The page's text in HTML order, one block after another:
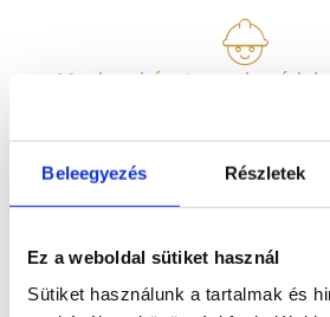
Beleegyezés Részletek
Ez a weboldal sütiket használ
Sütiket használunk a tartalmak és
Munkaruházat,
Munkaerő